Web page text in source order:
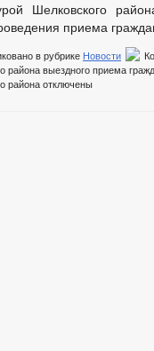
Шелковского
приема
в рубрике Новости
района выездного приема
района отключены